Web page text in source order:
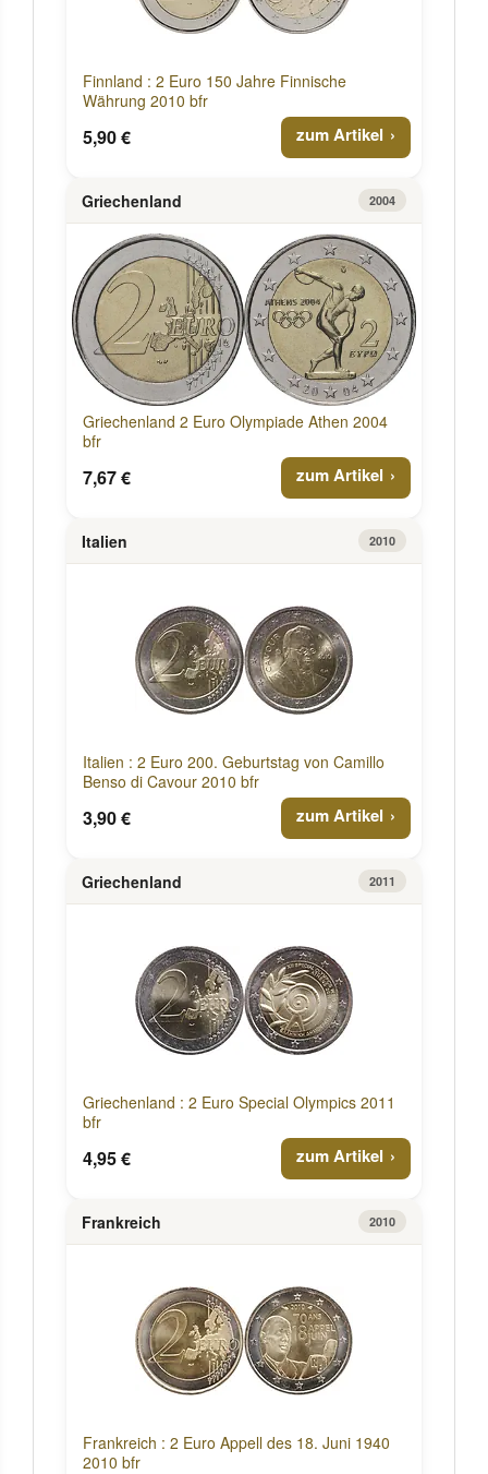
Finnland : 2 Euro 150 Jahre Finnische
Währung 2010 bfr
5,90 € zum Artikel
Griechenland 2004
Griechenland 2 Euro Olympiade Athen 2004
bfr
7,67 € zum Artikel
Italien 2010
Italien : 2 Euro 200. Geburtstag von Camillo
Benso di Cavour 2010 bfr
3,90 € zum Artikel
Griechenland 2011
Griechenland : 2 Euro Special Olympics 2011
bfr
4,95 € zum Artikel
Frankreich 2010
Frankreich : 2 Euro Appell des 18. Juni 1940
2010 bfr